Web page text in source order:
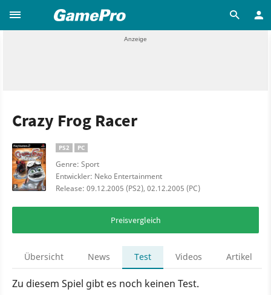
Crazy Frog Racer
PS2 PC
Genre: Sport
Entwickler: Neko Entertainment
Release: 09.12.2005 (PS2), 02.12.2005 (PC)
Preisvergleich
Übersicht News Test Videos Artikel
Zu diesem Spiel gibt es noch keinen Test.